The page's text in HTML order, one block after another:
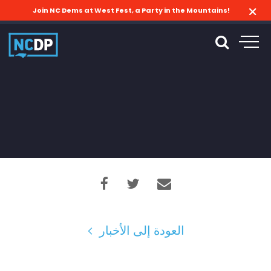
Join NC Dems at West Fest, a Party in the Mountains!
العودة إلى الأخبار